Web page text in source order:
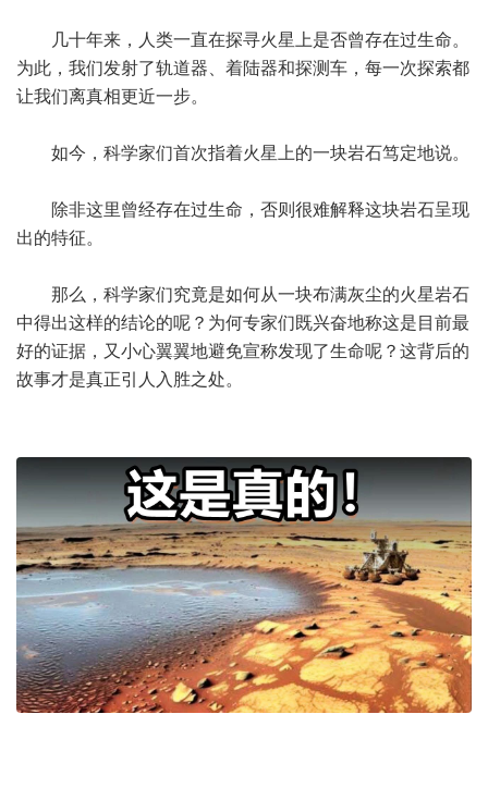
几十年来，人类一直在探寻火星上是否曾存在过生命。
为此，我们发射了轨道器、着陆器和探测车，每一次探索都
让我们离真相更近一步。
如今，科学家们首次指着火星上的一块岩石笃定地说。
除非这里曾经存在过生命，否则很难解释这块岩石呈现
出的特征。
那么，科学家们究竟是如何从一块布满灰尘的火星岩石
中得出这样的结论的呢？为何专家们既兴奋地称这是目前最
好的证据，又小心翼翼地避免宣称发现了生命呢？这背后的
故事才是真正引人入胜之处。